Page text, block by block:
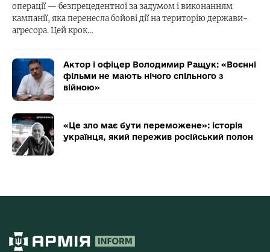
операції — безпрецедентної за задумом і виконанням
кампанії, яка перенесла бойові дії на територію держави-
агресора. Цей крок…
Актор і офіцер Володимир Ращук: «Воєнні
фільми не мають нічого спільного з
війною»
«Це зло має бути переможене»: історія
українця, який пережив російський полон